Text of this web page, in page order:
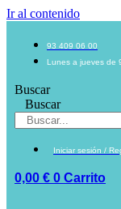
Ir al contenido
93 409 06 00
Lunes a jueves de
Buscar
Buscar
Iniciar sesión /
0,00 € 0 Carrito